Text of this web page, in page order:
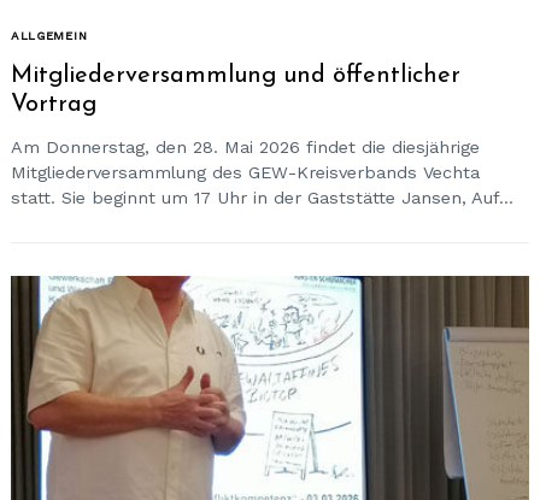
ALLGEMEIN
Mitgliederversammlung und öffentlicher
Vortrag
Am Donnerstag, den 28. Mai 2026 findet die diesjährige
Mitgliederversammlung des GEW-Kreisverbands Vechta
statt. Sie beginnt um 17 Uhr in der Gaststätte Jansen, Auf...